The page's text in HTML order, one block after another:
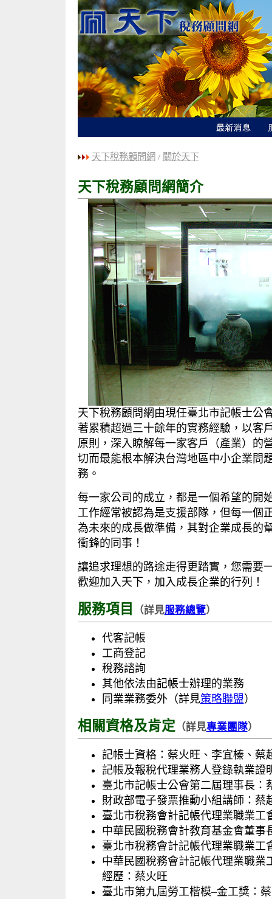
天下稅務顧問網 / 關於天下
天下稅務顧問網簡介
天下稅務顧問網由現任臺北市記帳士公
著累積超過三十餘年的實務經驗，以客
原則，深入瞭解每一家客戶（產業）的
切而最能根本解決台灣地區中小企業問
務。
每一家公司的成立，都是一個希望的開
工作經常被認為是支援部隊，但每一個
為未來的成長做準備，其對企業成長的
衝鋒的同事！
讓追求理想的路途走得更踏實，您需要
歡迎加入天下，加入成長企業的行列！
服務項目 （詳見服務總覽）
代客記帳
工商登記
稅務諮詢
其他依法由記帳士辦理的業務
同業業務委外（詳見策略聯盟 ）
相關資格及肯定（詳見專業團隊）
記帳士資格：蔡火旺、李宜榛、蔡
記帳及報稅代理業務人登錄執業證
臺北市記帳士公會第二屆理事長：
財政部電子發票推動小組講師：蔡
臺北市稅務會計記帳代理業職業工
中華民國稅務會計教育基金會董事
臺北市稅務會計記帳代理業職業工
中華民國稅務會計記帳代理業職業
經歷：蔡火旺
臺北市第九屆勞工楷模–金工獎：